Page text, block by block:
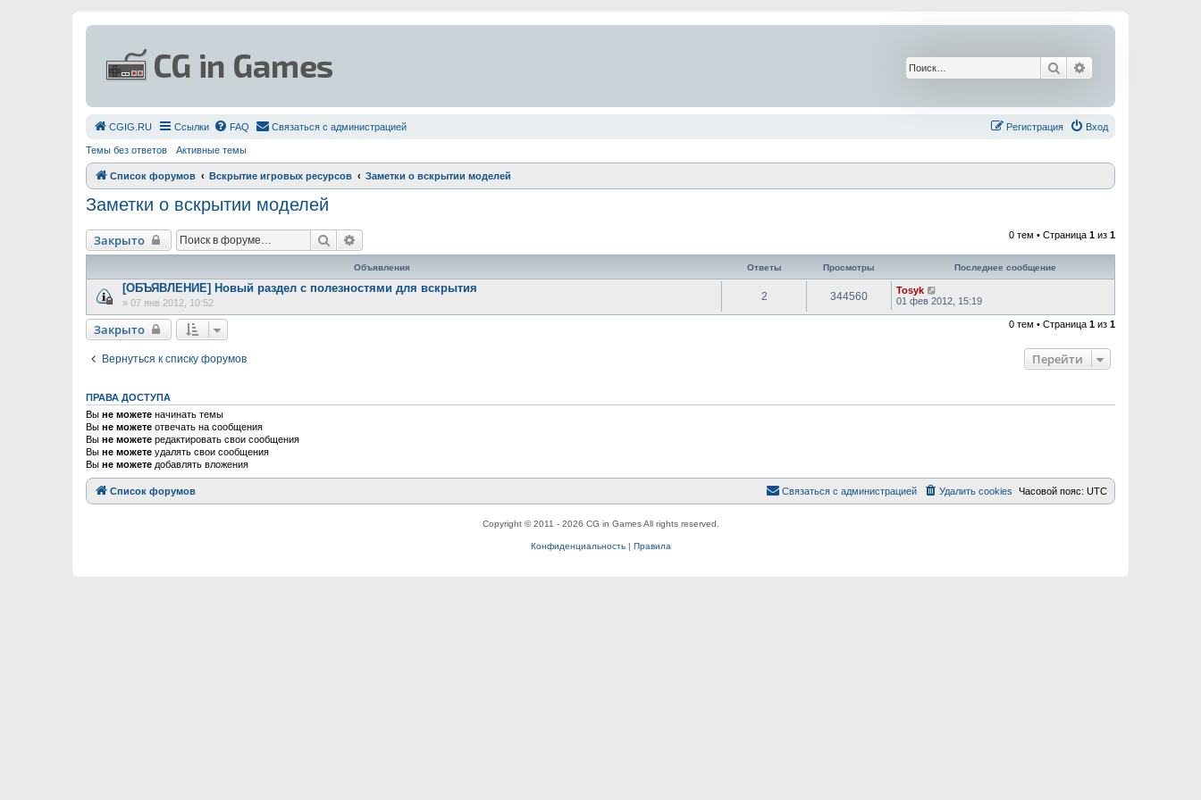
Поиск
СGIG.RU Ссылки FAQ Связаться с администрацией Вход
Регистрация
Темы без ответов Активные темы
Список форумов Вскрытие игровых ресурсов Заметки о вскрытии моделей
Заметки о вскрытии моделей
Закрыто Поиск 0 тем • Страница 1 из 1
Объявления Ответы Просмотры Последнее сообщение
[ОБЪЯВЛЕНИЕ] Новый раздел с полезностями для вскрытия
» 07 янв 2012, 10:52
2 344560
Tosyk
01 фев 2012, 15:19
Закрыто 0 тем • Страница 1 из 1
Вернуться к списку форумов Перейти
ПРАВА ДОСТУПА
Вы не можете начинать темы
Вы не можете отвечать на сообщения
Вы не можете редактировать свои сообщения
Вы не можете удалять свои сообщения
Вы не можете добавлять вложения
Список форумов Часовой пояс: UTC
Удалить cookies
Связаться с администрацией
Copyright © 2011 - 2026 CG in Games All rights reserved.
Конфиденциальность| Правила